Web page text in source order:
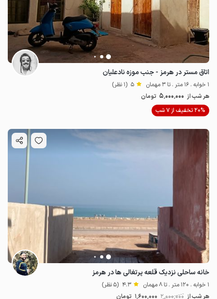
اتاق مستر در هرمز - جنب موزه نادعلیان
1 خوابه . 16 متر . تا 3 مهمان 5 (1 نظر)
هر شب از 5٬000٬000 تومان
20% تخفیف از 7 شب
خانه ساحلی نزدیک قلعه پرتغالی ها در هرمز
1 خوابه . 120 متر . تا 8 مهمان 4.3 (5 نظر)
هر شب از 2٬000٬000 1٬600٬000 تومان